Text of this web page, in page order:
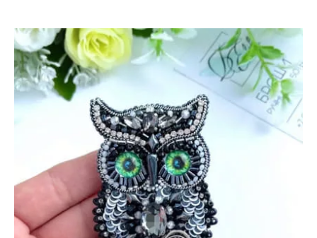
броши
—
5
июня
2022